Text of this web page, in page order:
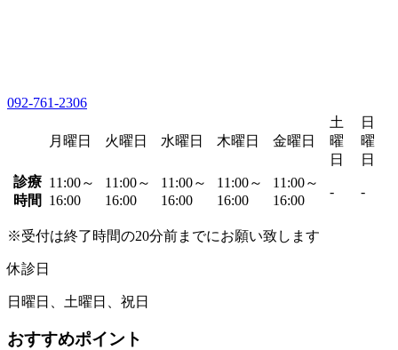
092-761-2306
月曜日 火曜日 水曜日 木曜日 金曜日
土
曜
日
日
曜
日
診療
時間
11:00～
16:00
11:00～
16:00
11:00～
16:00
11:00～
16:00
11:00～
16:00
- -
※受付は終了時間の20分前までにお願い致します
休診日
日曜日、土曜日、祝日
おすすめポイント